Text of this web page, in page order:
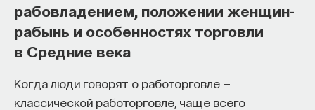
рабовладением, положении женщин-
рабынь и особенностях торговли
в Средние века
Когда люди говорят о работорговле —
классической работорговле, чаще всего
Как наши память, потребности,
эмоции, внимание, воля связаны
от нейромедиаторов?